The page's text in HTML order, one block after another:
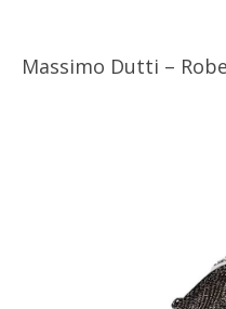
Massimo Dutti –